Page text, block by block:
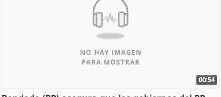
00:54